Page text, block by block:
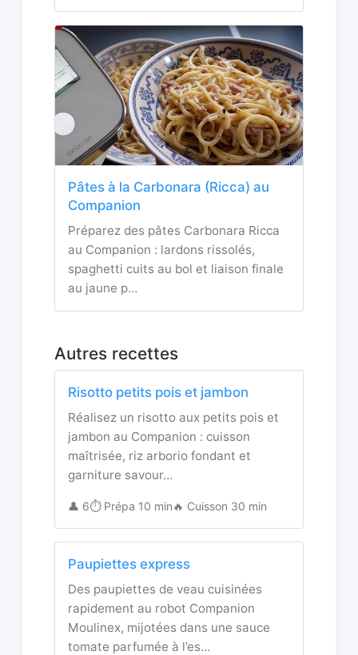
Pâtes à la Carbonara (Ricca) au
Companion
Préparez des pâtes Carbonara Ricca
au Companion : lardons rissolés,
spaghetti cuits au bol et liaison finale
au jaune p…
Autres recettes
Risotto petits pois et jambon
Réalisez un risotto aux petits pois et
jambon au Companion : cuisson
maîtrisée, riz arborio fondant et
garniture savour…
👤 6⏱️ Prépa 10 min🔥 Cuisson 30 min
Paupiettes express
Des paupiettes de veau cuisinées
rapidement au robot Companion
Moulinex, mijotées dans une sauce
tomate parfumée à l’es…